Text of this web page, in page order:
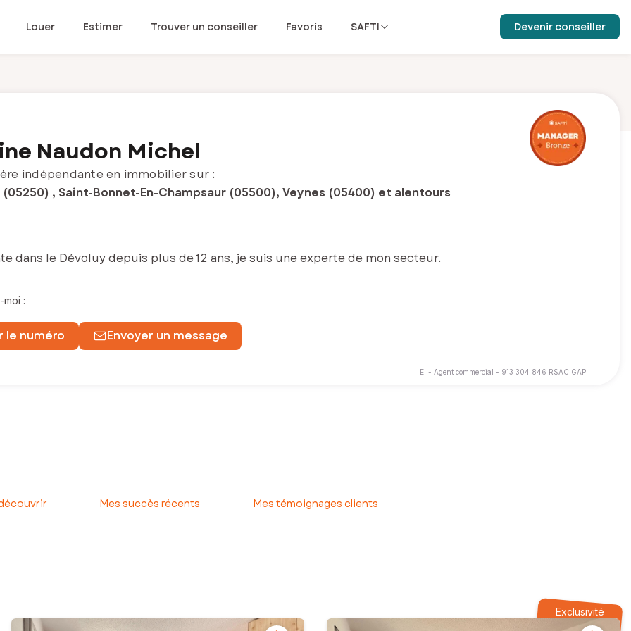
Louer Estimer Trouver un conseiller Favoris SAFTI Devenir conseiller
Naudon Michel
indépendante en immobilier sur :
(05250) , Saint-Bonnet-En-Champsaur (05500), Veynes (05400) et alentours
:
le numéro Envoyer un message
dans le Dévoluy depuis plus de 12 ans, je suis une experte de mon secteur.
EI - Agent commercial - 913 304 846 RSAC GAP
une maison, un appartement, un terrain !
Mes succès récents Mes témoignages clients
Exclusivité